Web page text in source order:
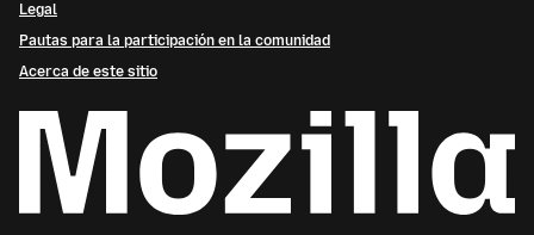
Legal
Pautas para la participación en la comunidad
Acerca de este sitio